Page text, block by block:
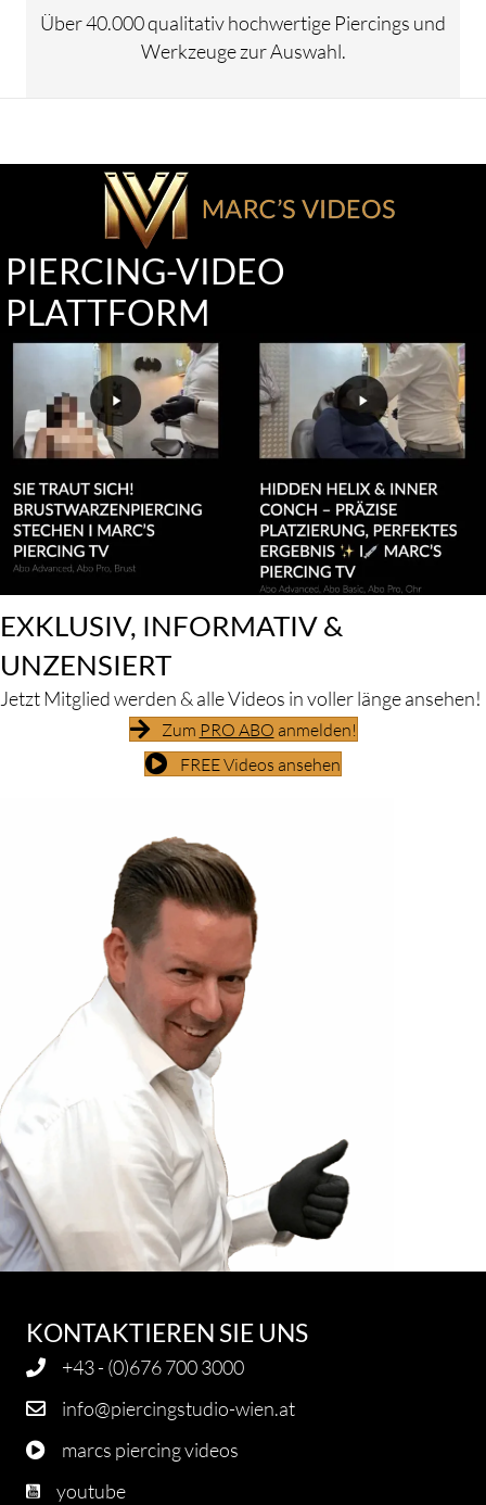
Über 40.000 qualitativ hochwertige Piercings und
Werkzeuge zur Auswahl.
PIERCING-VIDEO
PLATTFORM
EXKLUSIV, INFORMATIV &
UNZENSIERT
Jetzt Mitglied werden & alle Videos in voller länge ansehen!
Zum PRO ABO anmelden!
FREE Videos ansehen
KONTAKTIEREN SIE UNS
+43 - (0)676 700 3000
info@piercingstudio-wien.at
marcs piercing videos
youtube